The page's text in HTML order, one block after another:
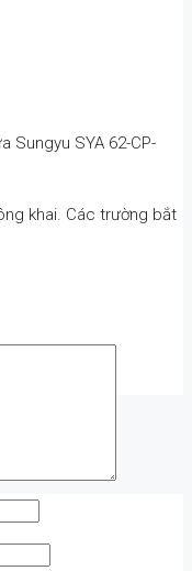
Sungyu SYA 62-CP-
khai. Các trường bắt